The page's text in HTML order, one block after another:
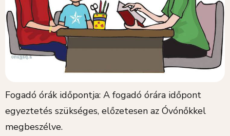
Fogadó órák időpontja: A fogadó órára időpont
egyeztetés szükséges, előzetesen az Óvónőkkel
megbeszélve.